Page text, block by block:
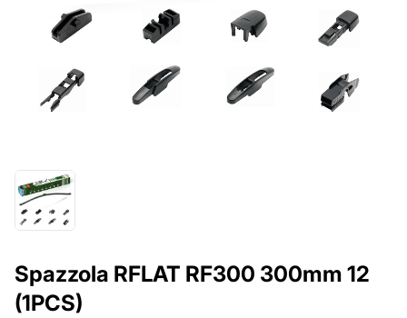
Spazzola RFLAT RF300 300mm 12
(1PCS)